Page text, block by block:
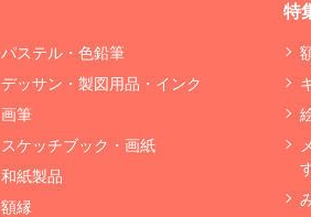
パステル・色鉛筆
デッサン・製図用品・インク
画筆
スケッチブック・画紙
和紙製品
額縁
特